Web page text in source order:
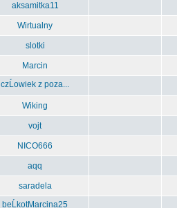
aksamitka11
Wirtualny
slotki
Marcin
czĹowiek z poza...
Wiking
vojt
NICO666
aqq
saradela
beĹkotMarcina25